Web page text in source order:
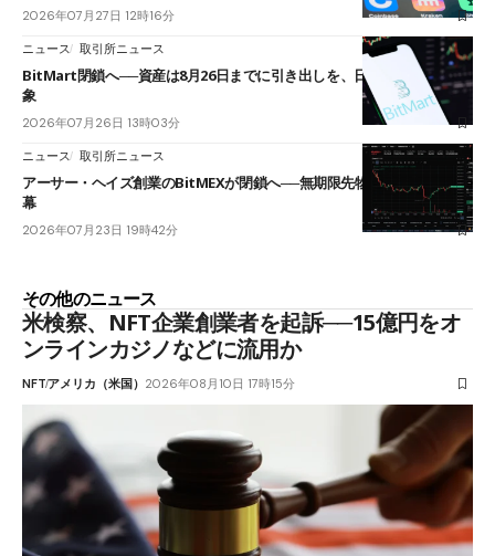
2026年07月27日 12時16分
ニュース 取引所ニュース
BitMart閉鎖へ──資産は8月26日までに引き出しを、日本人利用者も対
象
2026年07月26日 13時03分
ニュース 取引所ニュース
アーサー・ヘイズ創業のBitMEXが閉鎖へ──無期限先物を生んだ11年に
幕
2026年07月23日 19時42分
その他のニュース
米検察、NFT企業創業者を起訴──15億円をオ
ンラインカジノなどに流用か
NFTアメリカ（米国） 2026年08月10日 17時15分